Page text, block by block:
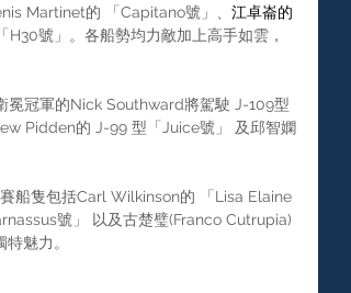
Martinet的 「Capitano號」、 江卓崙的
H30號」。各船勢均力敵加上高手如雲，
冕冠軍的Nick Southward將駕駛 J-109型
Pidden的 J-99 型「Juice號」 及邱智嫻
船隻包括Carl Wilkinson的 「Lisa Elaine
號」 以及古楚璧(Franco Cutrupia)
魅力。